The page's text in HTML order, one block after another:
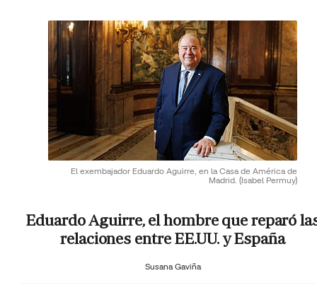
El exembajador Eduardo Aguirre, en la Casa de América de
Madrid. (Isabel Permuy)
Eduardo Aguirre, el hombre que reparó
relaciones entre EE.UU. y España
Susana Gaviña